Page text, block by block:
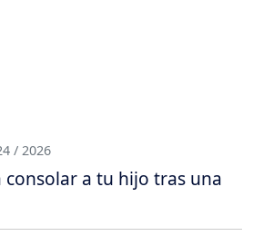
/ 2026
consolar a tu hijo tras una